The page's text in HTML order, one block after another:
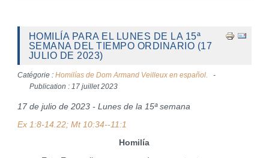
HOMILÍA PARA EL LUNES DE LA 15ª
SEMANA DEL TIEMPO ORDINARIO (17
JULIO DE 2023)
Catégorie : Homilías de Dom Armand Veilleux en español.
Publication : 17 juillet 2023
17 de julio de 2023 - Lunes de la 15ª semana
Ex 1:8-14.22; Mt 10:34--11:1
Homilía